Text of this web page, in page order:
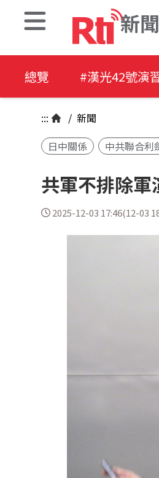
新聞
總覽 #漢光42號演
::: / 新聞
日中關係
中共聯合利
共軍不排除
2025-12-03 17:46(12-03